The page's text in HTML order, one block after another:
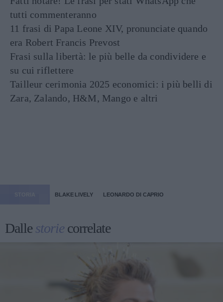
tutti commenteranno
11 frasi di Papa Leone XIV, pronunciate quando
era Robert Francis Prevost
Frasi sulla libertà: le più belle da condividere e
su cui riflettere
Tailleur cerimonia 2025 economici: i più belli di
Zara, Zalando, H&M, Mango e altri
BLAKE LIVELY LEONARDO DI CAPRIO
Dallestorie correlate